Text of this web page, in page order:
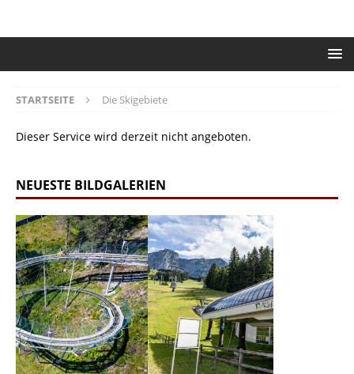
STARTSEITE Die Skigebiete
Dieser Service wird derzeit nicht angeboten.
NEUESTE BILDGALERIEN